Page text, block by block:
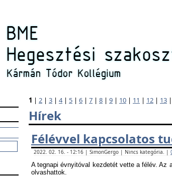
1 | 2 | 3 | 4| 5 | 6 | 7 | 8 | 9 | 10 | 11 | 12 | 13 |
Hírek
Félévvel kapcsolatos
2022. 02. 16. - 12:16 | SimonGergo | Nincs kategória. |
A tegnapi évnyitóval kezdetét vette a félév. Az
olvashattok.